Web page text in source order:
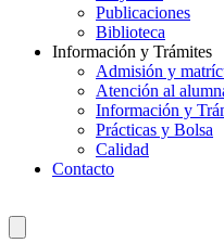
Publicaciones
Biblioteca
Información y Trámites
Admisión y
Atención al
Información y
Prácticas y Bolsa
Calidad
Contacto